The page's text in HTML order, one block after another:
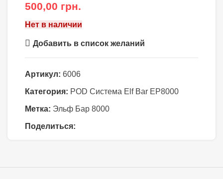
500,00 грн.
Нет в наличии
Добавить в список желаний
Артикул: 6006
Категория: POD Система Elf Bar EP8000
Метка: Эльф Бар 8000
Поделиться: